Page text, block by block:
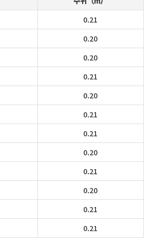
0.21
0.20
0.20
0.21
0.20
0.21
0.21
0.20
0.21
0.20
0.21
0.21